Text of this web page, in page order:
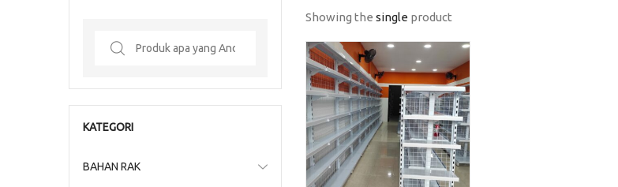
Showing the single product
Search
KATEGORI
BAHAN RAK